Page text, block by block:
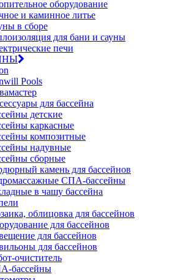
оборудование
и каминное литье
в сборе
для бани и сауны
печи
Pools
для бассейна
детские
каркасные
композитные
надувные
сборные
камень для бассейнов
СПА-бассейны
в чашу бассейна
облицовка для бассейнов
для бассейнов
для бассейнов
для бассейнов
очиститель
бассейны